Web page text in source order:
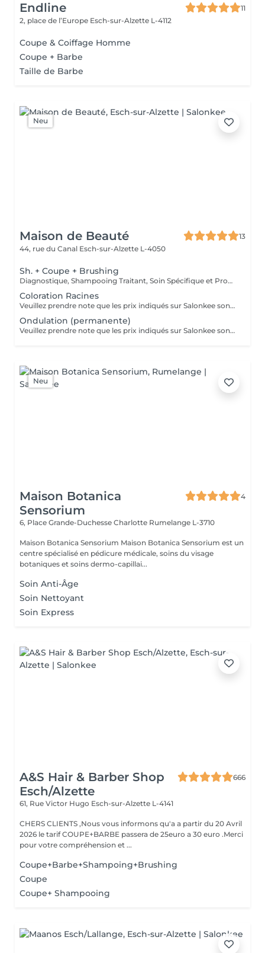
Endline
11
2, place de l’Europe Esch-sur-Alzette L-4112
Coupe & Coiffage Homme
Coupe + Barbe
Taille de Barbe
Neu
Maison de Beauté
13
44, rue du Canal Esch-sur-Alzette L-4050
Sh. + Coupe + Brushing
Diagnostique, Shampooing Traitant, Soin Spécifique et Produits Coiffants inclus
Coloration Racines
Veuillez prendre note que les prix indiqués sur Salonkee sont communiqués à titre informatif et s'entendent de base. Ces derniers sont susceptibles de varier selon le diagnostic réalisé à votre arrivée au salon et l'expertise du professionnel à qui vous confiez votre beauté. Dans tous les cas, un devis précis vous sera proposé et toutes réalisations de prestations seront effectuées avec votre accord. Un grand merci d'avance pour votre compréhension. Au plaisir de vous recevoir très vite.
Ondulation (permanente)
Veuillez prendre note que les prix indiqués sur Salonkee sont communiqués à titre informatif et s'entendent de base. Ces derniers sont susceptibles de varier selon le diagnostic réalisé à votre arrivée au salon et l'expertise du professionnel à qui vous confiez votre beauté. Dans tous les cas, un devis précis vous sera proposé et toutes réalisations de prestations seront effectuées avec votre accord. Un grand merci d'avance pour votre compréhension. Au plaisir de vous recevoir très vite.
Neu
Maison Botanica
Sensorium
4
6, Place Grande-Duchesse Charlotte Rumelange L-3710
Maison Botanica Sensorium Maison Botanica Sensorium est un
centre spécialisé en pédicure médicale, soins du visage
botaniques et soins dermo-capillai...
Soin Anti-Âge
Soin Nettoyant
Soin Express
A&S Hair & Barber Shop
Esch/Alzette
666
61, Rue Victor Hugo Esch-sur-Alzette L-4141
CHERS CLIENTS ,Nous vous informons qu'a a partir du 20 Avril
2026 le tarif COUPE+BARBE passera de 25euro a 30 euro .Merci
pour votre compréhension et ...
Coupe+Barbe+Shampoing+Brushing
Coupe
Coupe+ Shampooing